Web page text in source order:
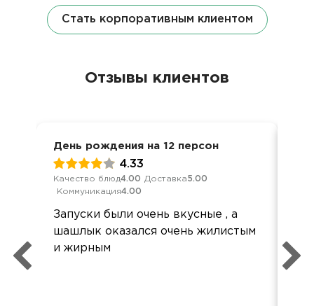
Стать корпоративным клиентом
Отзывы клиентов
День рождения на 12 персон
4.33
Качество блюд4.00 Доставка5.00
Коммуникация4.00
Запуски были очень вкусные , а
шашлык оказался очень жилистым
и жирным